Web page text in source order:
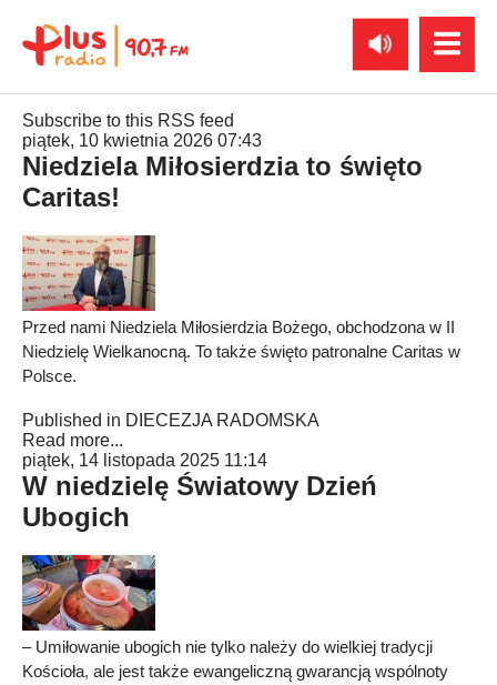
Subscribe to this RSS feed
piątek, 10 kwietnia 2026 07:43
Niedziela Miłosierdzia to święto
Caritas!
Przed nami Niedziela Miłosierdzia Bożego, obchodzona w II
Niedzielę Wielkanocną. To także święto patronalne Caritas w
Polsce.
Published in DIECEZJA RADOMSKA
Read more...
piątek, 14 listopada 2025 11:14
W niedzielę Światowy Dzień
Ubogich
– Umiłowanie ubogich nie tylko należy do wielkiej tradycji
Kościoła, ale jest także ewangeliczną gwarancją wspólnoty